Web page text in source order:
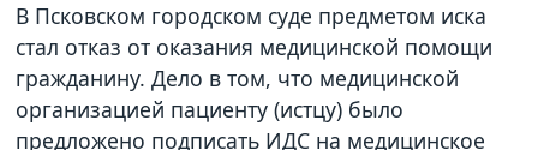
В Псковском городском суде предметом иска
стал отказ от оказания медицинской помощи
гражданину. Дело в том, что медицинской
организацией пациенту (истцу) было
предложено подписать ИДС на медицинское